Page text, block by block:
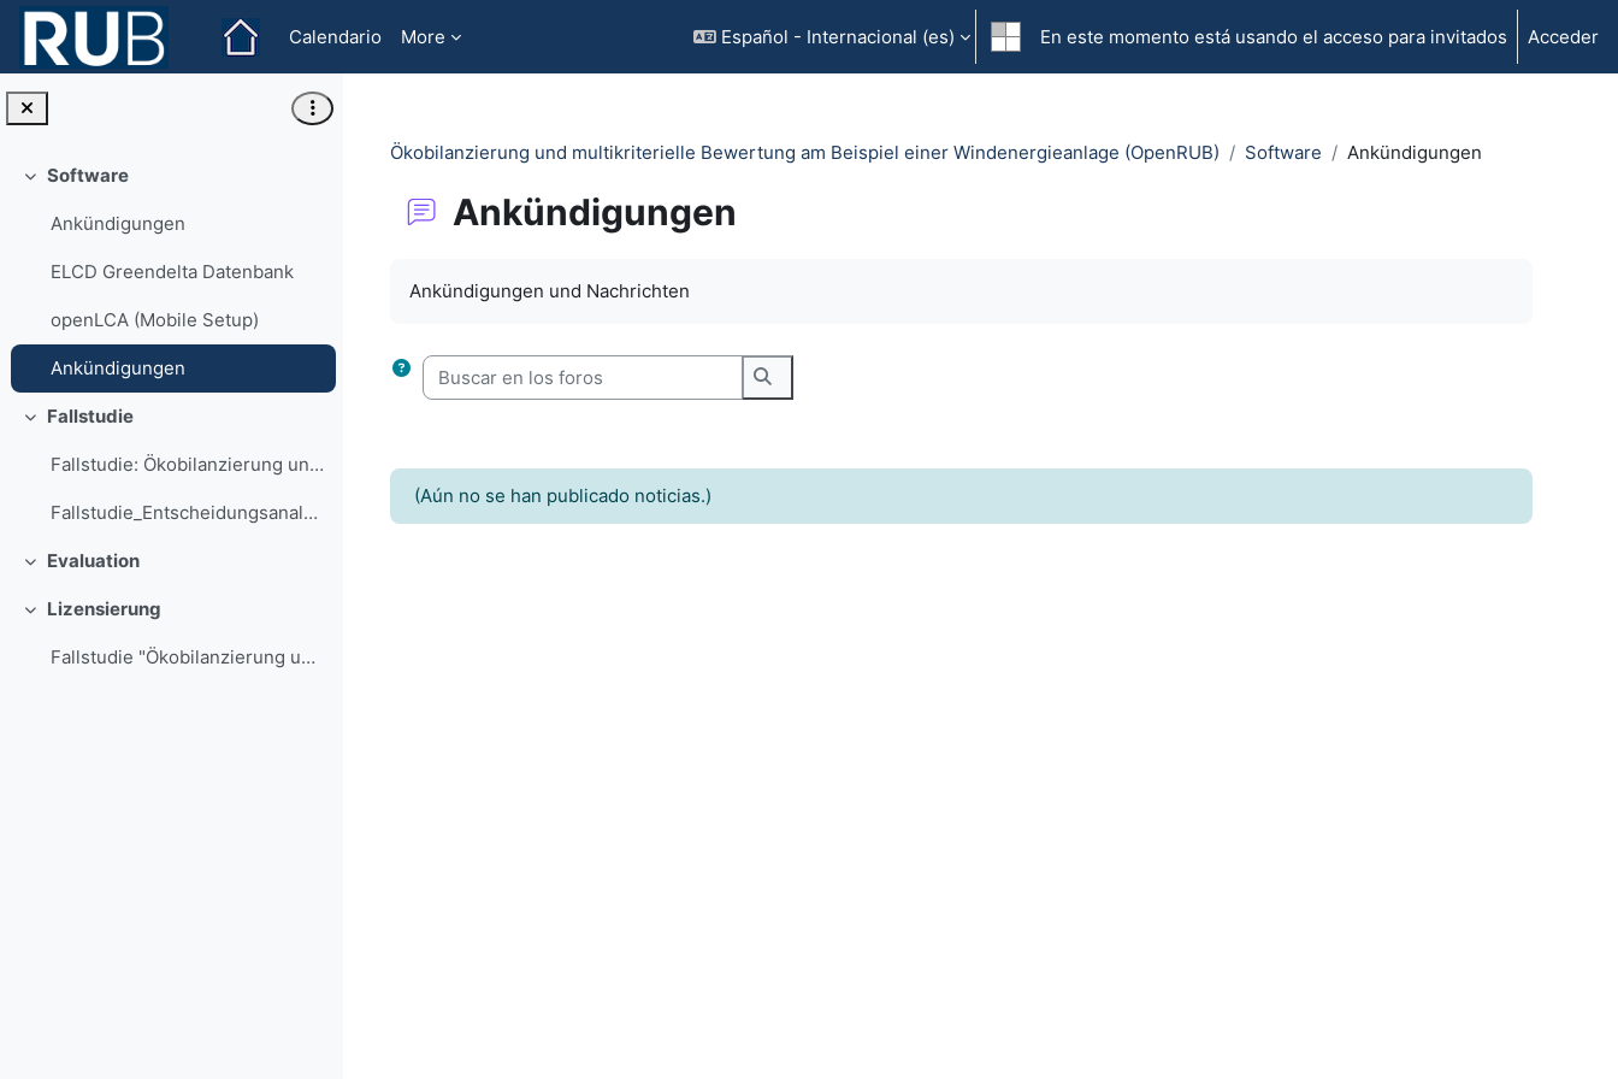
Salta al contenido principal
Calendario
More Español - Internacional ‎(es)‎ En este momento está usando el acceso para invitados Acceder
Colapsar
Software
Ankündigungen
ELCD Greendelta Datenbank
openLCA (Mobile Setup)
Ankündigungen
Colapsar
Fallstudie
Fallstudie: Ökobilanzierung und multikriterielle Bewertung am Beispiel einer Windenergieanlage
Fallstudie_Entscheidungsanalyse.xlsx (wird ab Seite 17 benötigt)
Colapsar
Evaluation
Colapsar
Lizensierung
Fallstudie "Ökobilanzierung und multikriterielle B...
Ökobilanzierung und multikriterielle Bewertung am Beispiel einer Windenergieanlage (OpenRUB) Software Ankündigungen
Ankündigungen
Ankündigungen und Nachrichten
Buscar en los foros
Buscar en los foros
(Aún no se han publicado noticias.)